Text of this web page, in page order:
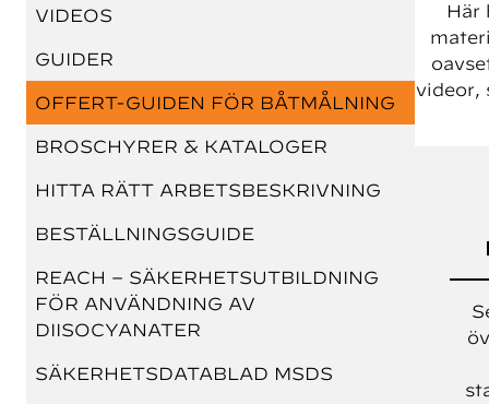
VIDEOS
GUIDER
OFFERT-GUIDEN FÖR BÅTMÅLNING
BROSCHYRER & KATALOGER
HITTA RÄTT ARBETSBESKRIVNING
BESTÄLLNINGSGUIDE
REACH – SÄKERHETSUTBILDNING
FÖR ANVÄNDNING AV
DIISOCYANATER
SÄKERHETSDATABLAD MSDS
Här
videor,